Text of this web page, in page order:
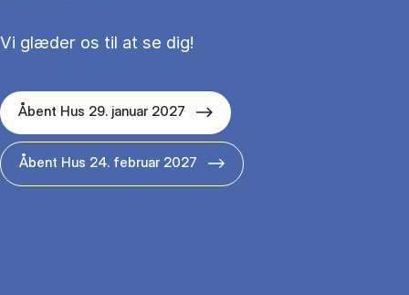
Vi glæder os til at se dig!
Åbent Hus 29. januar 2027
Åbent Hus 24. februar 2027